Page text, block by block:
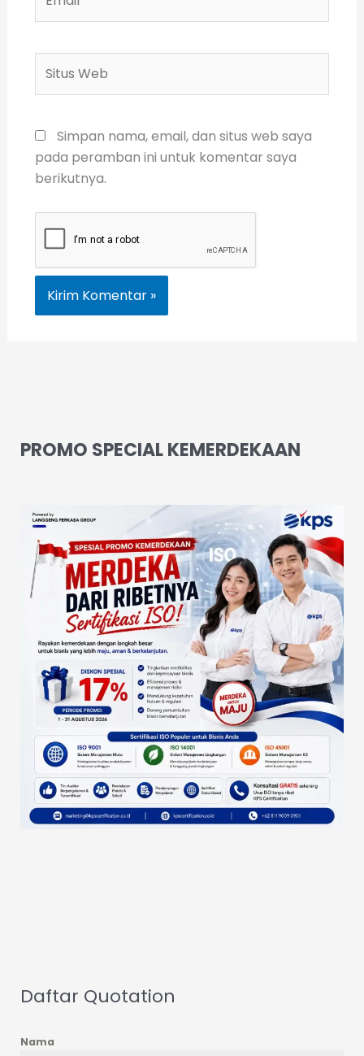
Web
Simpan nama, email, dan situs web saya
pada peramban ini untuk komentar saya
berikutnya.
PROMO SPECIAL KEMERDEKAAN
Daftar Quotation
Nama